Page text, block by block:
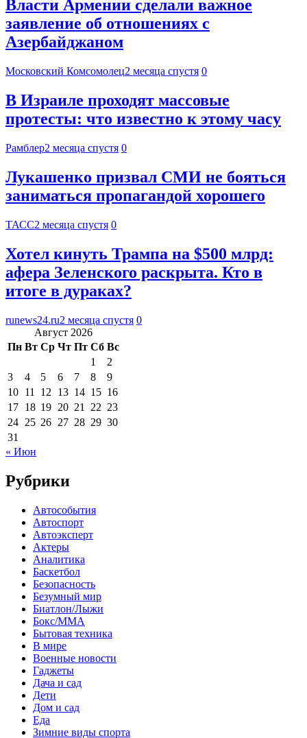
Власти Армении сделали важное
заявление об отношениях с
Азербайджаном
Московский Комсомолец2 месяца спустя 0
В Израиле проходят массовые
протесты: что известно к этому часу
Рамблер2 месяца спустя 0
Лукашенко призвал СМИ не бояться
заниматься пропагандой хорошего
ТАСС2 месяца спустя 0
Хотел кинуть Трампа на $500 млрд:
афера Зеленского раскрыта. Кто в
итоге в дураках?
runews24.ru2 месяца спустя 0
Август 2026
Пн Вт Ср Чт Пт Сб Вс
1
2
3
4 5 6 7 8
9
10 11 12 13 14 15 16
17 18 19 20 21 22 23
24 25 26 27 28 29 30
31
« Июн
Рубрики
Автособытия
Автоспорт
Автоэксперт
Актеры
Аналитика
Баскетбол
Безопасность
Безумный мир
Биатлон/Лыжи
Бокс/MMA
Бытовая техника
В мире
Военные новости
Гаджеты
Дача и сад
Дети
Дом и сад
Еда
Зимние виды спорта